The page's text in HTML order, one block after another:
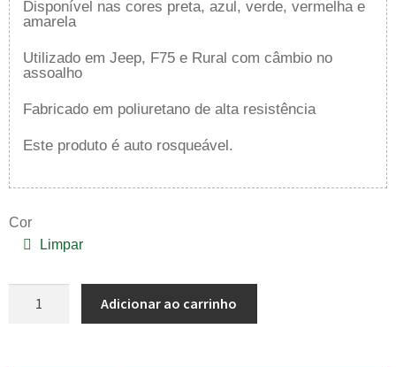
Disponível nas cores preta, azul, verde, vermelha e
amarela
Utilizado em Jeep, F75 e Rural com câmbio no
assoalho
Fabricado em poliuretano de alta resistência
Este produto é auto rosqueável.
Cor
Limpar
Adicionar ao carrinho